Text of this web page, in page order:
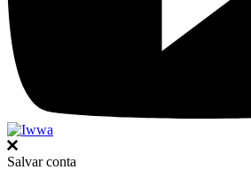
Salvar conta